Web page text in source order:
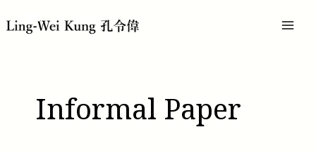
至
主
Informal Paper
章
分